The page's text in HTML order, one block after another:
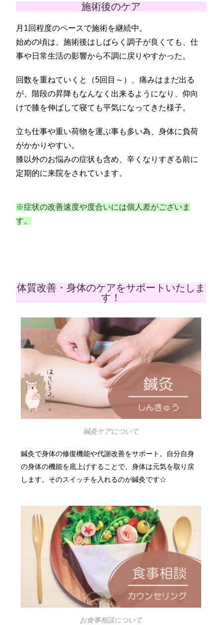
施術後のケア
月1回程度のペースで施術を継続中。
始めの頃は、施術後はしばらく調子が良くても、仕
事や日常生活の影響から不調に戻りやすかった。
回数を重ねていくと（5回目～）、痛みはまだ出る
が、階段の昇降もなんなく出来るようになり、仰向
けで膝を伸ばして寝ても平気になってきた様子。
立ち仕事や重い荷物を運ぶ事も多い為、身体に負荷
がかかりやすい。
膝以外のお悩みの症状も含め、辛くなりすぎる前に
定期的に来院をされています。
※症状の改善速度や度合いには個人差がございま
す。
体質改善・身体のケアをサポートいたしま
す！
鍼灸ケアについて
鍼灸で身体の修復機能や代謝改善をサポート。自分自身
の身体の機能を底上げすることで、身体は元気を取り戻
します。そのスイッチを入れるのが鍼灸です☆
お食事相談について